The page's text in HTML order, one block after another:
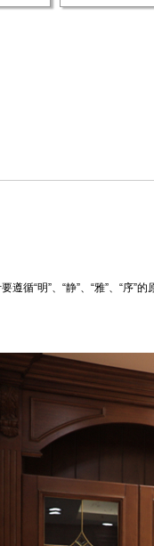
遵循“明”、“静”、“雅”、“序